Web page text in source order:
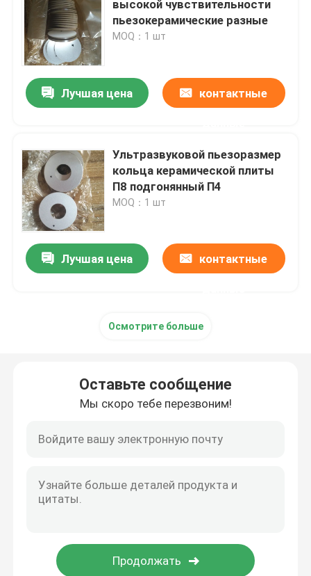
Piezo керамическая плита
пьезоэлектрические керамические диски
Датчик ультразвуковой заварки
Ультразвуковой датчик красотки
Ультразвуковой импеданс
высокой чувствительности
пьезокерамические разные
MOQ：1 шт
Лучшая цена контактные
Ультразвуковой пьезоразмер
кольца керамической плиты
П8 подгонянный П4
MOQ：1 шт
Лучшая цена контактные
Осмотрите больше
Оставьте сообщение
Мы скоро тебе перезвоним!